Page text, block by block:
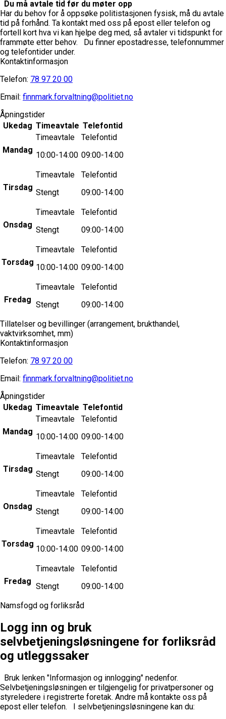
Du må avtale tid før du møter opp
Har du behov for å oppsøke politistasjonen fysisk, må du avtale
tid på forhånd. Ta kontakt med oss på epost eller telefon og
fortell kort hva vi kan hjelpe deg med, så avtaler vi tidspunkt for
frammøte etter behov.
Du finner epostadresse, telefonnummer
og telefontider under.
Kontaktinformasjon
Telefon: 78 97 20 00
Email: finnmark.forvaltning@politiet.no
Åpningstider
Ukedag Timeavtale Telefontid
Mandag
Timeavtale
10:00-14:00
Telefontid
09:00-14:00
Tirsdag
Timeavtale
Stengt
Telefontid
09:00-14:00
Onsdag
Timeavtale
Stengt
Telefontid
09:00-14:00
Torsdag
Timeavtale
10:00-14:00
Telefontid
09:00-14:00
Fredag
Timeavtale
Stengt
Telefontid
09:00-14:00
Tillatelser og bevillinger (arrangement, brukthandel,
vaktvirksomhet, mm)
Kontaktinformasjon
Telefon: 78 97 20 00
Email: finnmark.forvaltning@politiet.no
Åpningstider
Ukedag Timeavtale Telefontid
Mandag
Timeavtale
10:00-14:00
Telefontid
09:00-14:00
Tirsdag
Timeavtale
Stengt
Telefontid
09:00-14:00
Onsdag
Timeavtale
Stengt
Telefontid
09:00-14:00
Torsdag
Timeavtale
10:00-14:00
Telefontid
09:00-14:00
Fredag
Timeavtale
Stengt
Telefontid
09:00-14:00
Namsfogd og forliksråd
Logg inn og bruk
selvbetjeningsløsningene for forliksråd
og utleggssaker
Bruk lenken "Informasjon og innlogging" nedenfor.
Selvbetjeningsløsningen er tilgjengelig for privatpersoner og
styreledere i registrerte foretak. Andre må kontakte oss på
epost eller telefon.
I selvbetjeningsløsningene kan du: